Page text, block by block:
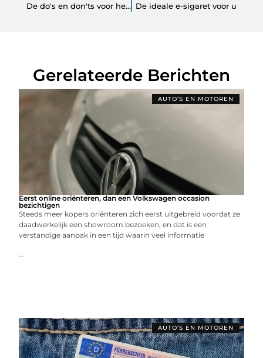
De do's en don'ts voor het kiezen van een betrouwbare hostingprovider De ideale e-sigaret voor u
Gerelateerde Berichten
AUTO’S EN MOTOREN
Eerst online oriënteren, dan een Volkswagen occasion
bezichtigen
Steeds meer kopers oriënteren zich eerst uitgebreid voordat ze
daadwerkelijk een showroom bezoeken, en dat is een
verstandige aanpak in een tijd waarin veel informatie
...
AUTO’S EN MOTOREN